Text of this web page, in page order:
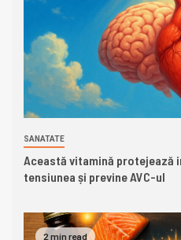
SANATATE
Această vitamină protejează
tensiunea și previne AVC-ul
2 min read